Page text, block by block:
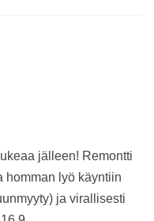
jälleen! Remontti
homman lyö käyntiin
ja virallisesti